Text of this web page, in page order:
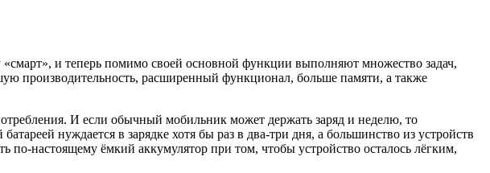
и теперь помимо своей основной функции выполняют множество задач,
производительность, расширенный функционал, больше памяти, а также
И если обычный мобильник может держать заряд и неделю, то
нуждается в зарядке хотя бы раз в два-три дня, а большинство из устройств
настоящему ёмкий аккумулятор при том, чтобы устройство осталось лёгким,